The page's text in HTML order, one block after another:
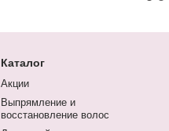
Каталог
Акции
Выпрямление и
восстановление волос